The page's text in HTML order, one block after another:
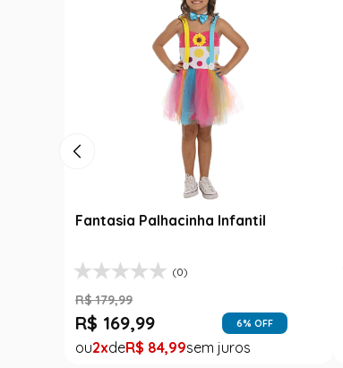
Fantasia Palhacinha Infantil
(0)
R$ 179,99
R$ 169,99 6% OFF
2 R$ 84,99